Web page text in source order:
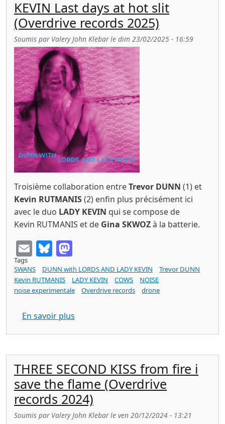
KEVIN Last days at hot slit
(Overdrive records 2025)
Soumis par Valery John Klebarle dim 23/02/2025 - 16:59
Troisième collaboration entreTrevor DUNN (1) et
Kevin RUTMANIS(2) enfin plus précisément ici
avec le duo LADY KEVIN qui se compose de
Kevin RUTMANIS et de Gina SKWOZà la batterie.
EmailBluesky
Tags
SWANS
DUNN with LORDS AND LADY KEVIN
Trevor DUNN
Kevin RUTMANIS
LADY KEVIN COWS
NOISE
noise experimentale
Overdrive records drone
En savoir plus
THREE SECOND KISS from fire i
save the flame (Overdrive
records 2024)
Soumis par Valery John Klebarle ven 20/12/2024 - 13:21